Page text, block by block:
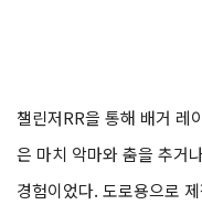
챌린저RR을 통해 배거 레
은 마치 악마와 춤을 추거
경험이었다. 도로용으로